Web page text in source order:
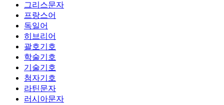
그리스문자
프랑스어
독일어
히브리어
괄호기호
학술기호
기술기호
첨자기호
라틴문자
러시아문자